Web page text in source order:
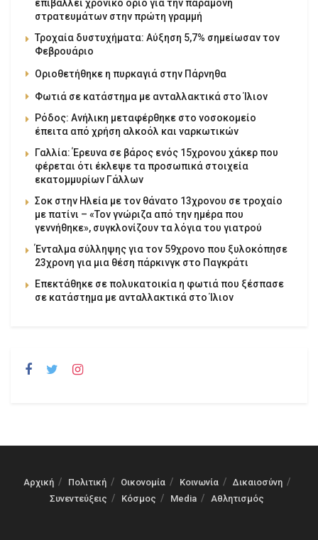
επιβάλλει χρονικό όριο για την παραμονή
στρατευμάτων στην πρώτη γραμμή
Τροχαία δυστυχήματα: Αύξηση 5,7% σημείωσαν τον
Φεβρουάριο
Οριοθετήθηκε η πυρκαγιά στην Πάρνηθα
Φωτιά σε κατάστημα με ανταλλακτικά στο Ίλιον
Ρόδος: Ανήλικη μεταφέρθηκε στο νοσοκομείο
έπειτα από χρήση αλκοόλ και ναρκωτικών
Γαλλία: Έρευνα σε βάρος ενός 15χρονου χάκερ που
φέρεται ότι έκλεψε τα προσωπικά στοιχεία
εκατομμυρίων Γάλλων
Σοκ στην Ηλεία με τον θάνατο 13χρονου σε τροχαίο
με πατίνι – «Τον γνώριζα από την ημέρα που
γεννήθηκε», συγκλονίζουν τα λόγια του γιατρού
Ένταλμα σύλληψης για τον 59χρονο που ξυλοκόπησε
23χρονη για μια θέση πάρκινγκ στο Παγκράτι
Επεκτάθηκε σε πολυκατοικία η φωτιά που ξέσπασε
σε κατάστημα με ανταλλακτικά στο Ίλιον
Αρχική Πολιτική Οικονομία Κοινωνία
Δικαιοσύνη
Συνεντεύξεις
Κόσμος Media Αθλητισμός